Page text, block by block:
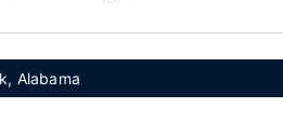
Alabama